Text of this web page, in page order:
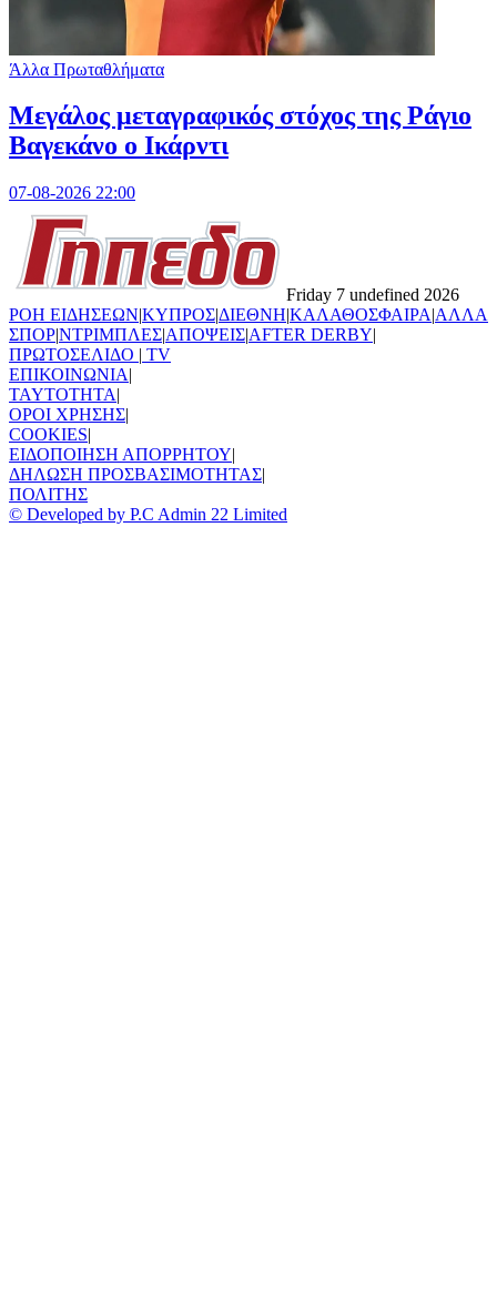
Άλλα Πρωταθλήματα
Μεγάλος μεταγραφικός στόχος της Ράγιο
Βαγεκάνο ο Ικάρντι
07-08-2026 22:00
Friday 7 undefined 2026
ΡΟΗ ΕΙΔΗΣΕΩΝ|ΚΥΠΡΟΣ|ΔΙΕΘΝΗ|ΚΑΛΑΘΟΣΦΑΙΡΑ|ΑΛΛΑ
ΣΠΟΡ|ΝΤΡΙΜΠΛΕΣ|ΑΠΟΨΕΙΣ|AFTER DERBY|
ΠΡΩΤΟΣΕΛΙΔΟ | TV
ΕΠΙΚΟΙΝΩΝΙΑ|
TAYTOTHTA|
ΟΡΟΙ ΧΡΗΣΗΣ|
COOKIES|
ΕΙΔΟΠΟΙΗΣΗ ΑΠΟΡΡΗΤΟΥ|
ΔΗΛΩΣΗ ΠΡΟΣΒΑΣΙΜΟΤΗΤΑΣ|
ΠΟΛΙΤΗΣ
© Developed by P.C Admin 22 Limited